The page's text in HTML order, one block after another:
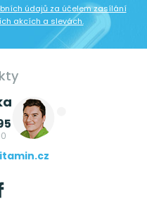
údajů za účelem zasílání
akcích a slevách.